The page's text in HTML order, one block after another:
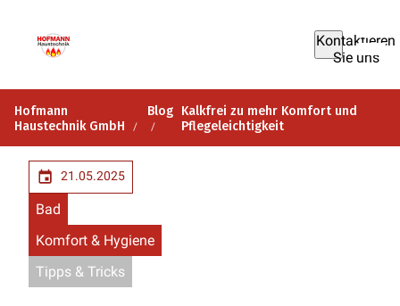
Kontaktieren
Sie uns
Hofmann
Haustechnik GmbH
Blog Kalkfrei zu mehr Komfort und
Pflegeleichtigkeit
21.05.2025
Bad
Komfort & Hygiene
Tipps & Tricks